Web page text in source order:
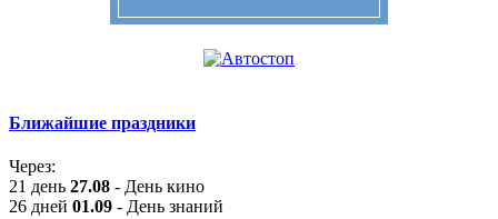
Ближайшие праздники
Через:
21 день 27.08 - День кино
26 дней 01.09 - День знаний